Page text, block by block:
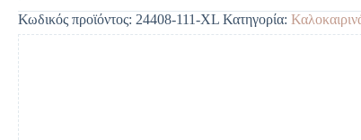
e
r
n
a
t
i
v
e
Κωδικός προϊόντος: 24408-111-XL Κατηγορία: